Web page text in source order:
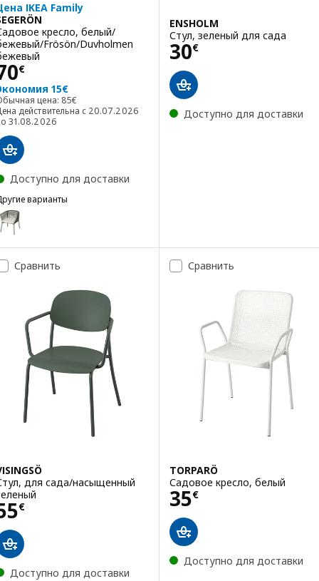
IKEA Family
кресло, белый/
Frösön/Duvholmen
€ 70€
15€
цена: 85€
Обычная цена: 85€
действительна с 20.07.2026
31.08.2026
Доступно для доставки
варианты
SEGERÖN, Садовое кресло, темно-зеленый/Frösön/
ENSHOLM
Стул, зеленый для сада
30€
Цена 30€
Доступно для доставки
Сравнить
для сада/насыщенный
€ 55€
Доступно для доставки
Сравнить
TORPARÖ
Садовое кресло, белый
35€
Цена 35€
Доступно для доставки